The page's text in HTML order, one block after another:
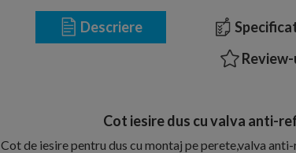
Descriere
Cot iesire dus cu valva anti-
Cot de iesire pentru dus cu montaj pe perete,valva